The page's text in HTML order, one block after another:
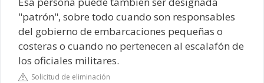
"patrón", sobre todo cuando son responsables
del gobierno de embarcaciones pequeñas o
costeras o cuando no pertenecen al escalafón de
los oficiales militares.
Solicitud de eliminación